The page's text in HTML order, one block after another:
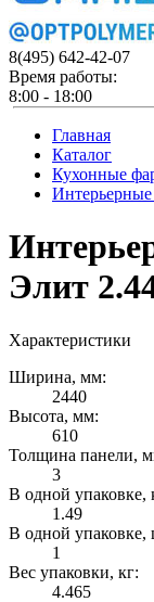
8(495) 642-42-07
Время работы:
8:00 - 18:00
Главная
Каталог
Кухонные
Элит
Характеристики
Ширина, мм:
2440
Высота, мм:
610
Толщина панели,
3
В одной упаковке,
1.49
В одной упаковке,
1
Вес упаковки, кг:
4.465